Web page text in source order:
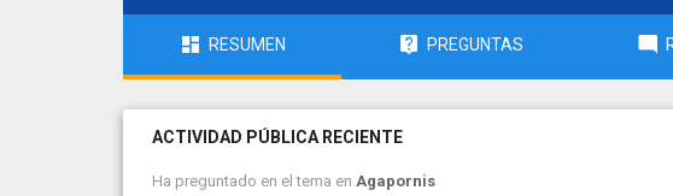
RESUMEN PREGUNTAS
ACTIVIDAD PÚBLICA RECIENTE
Ha preguntado en el tema en Agapornis